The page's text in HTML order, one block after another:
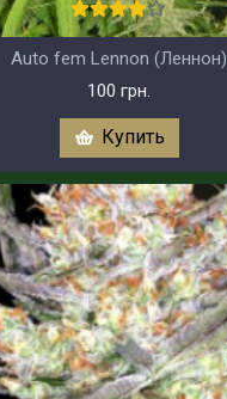
Auto fem Lennon (Леннон)
100 грн.
Купить